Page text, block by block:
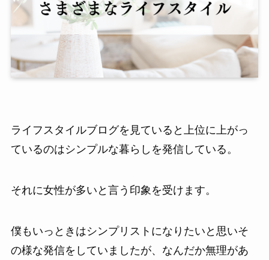
ライフスタイルブログを見ていると上位に上がっ
ているのはシンプルな暮らしを発信している。
それに女性が多いと言う印象を受けます。
僕もいっときはシンプリストになりたいと思いそ
の様な発信をしていましたが、なんだか無理があ